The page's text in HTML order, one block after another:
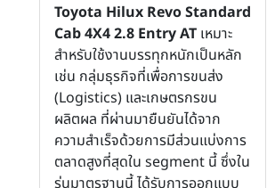
Toyota Hilux Revo Standard
Cab 4X4 2.8 Entry AT เหมาะ
สำหรับใช้งานบรรทุกหนักเป็นหลัก
เช่น กลุ่มธุรกิจที่เพื่อการขนส่ง
(Logistics) และเกษตรกรขน
ผลิตผล ที่ผ่านมายืนยันได้จาก
ความสำเร็จด้วยการมีส่วนแบ่งการ
ตลาดสูงที่สุดใน segment นี้ ซึ่งใน
รุ่นมาตรฐานนี้ ได้รับการออกแบบ